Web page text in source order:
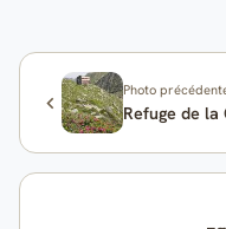
Photo
Refuge de la